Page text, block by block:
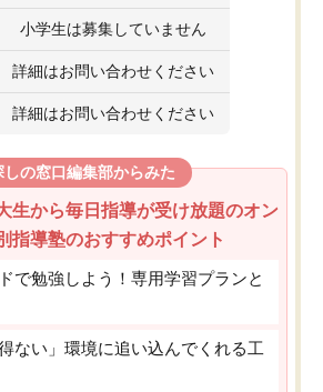
小学生は募集していません
詳細はお問い合わせください
詳細はお問い合わせください
しの窓口編集部からみた
生から毎日指導が受け放題のオン
指導塾のおすすめポイント
で勉強しよう！専用学習プランと
ない」環境に追い込んでくれる工